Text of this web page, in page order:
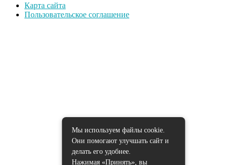
Карта сайта
Пользовательское соглашение
Мы используем файлы cookie.
Они помогают улучшать сайт и
делать его удобнее.
Нажимая «Принять», вы